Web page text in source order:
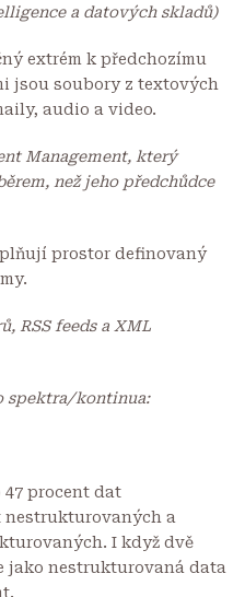
a datových skladů)
extrém k předchozímu
jsou soubory z textových
audio a video.
Management, který
než jeho předchůdce
prostor definovaný
RSS feeds a XML
spektra/kontinua:
procent dat
a
I když dvě
jako nestrukturovaná data